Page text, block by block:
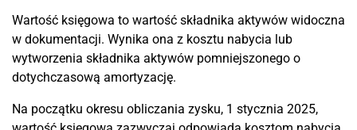
Wartość księgowa to wartość składnika aktywów widoczna
w dokumentacji. Wynika ona z kosztu nabycia lub
wytworzenia składnika aktywów pomniejszonego o
dotychczasową amortyzację.
Na początku okresu obliczania zysku, 1 stycznia 2025,